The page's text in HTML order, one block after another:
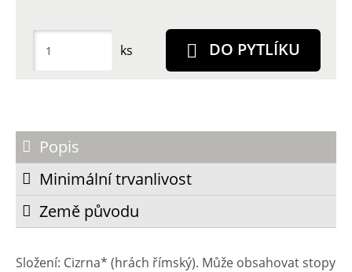
ks DO PYTLÍKU
Popis
Minimální trvanlivost
Země původu
Složení: Cizrna* (hrách římský). Může obsahovat stopy